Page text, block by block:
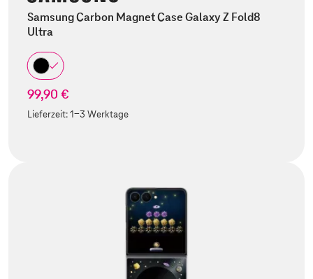
Samsung Carbon Magnet Case Galaxy Z Fold8
Ultra
99,90 €
Lieferzeit:1-3 Werktage